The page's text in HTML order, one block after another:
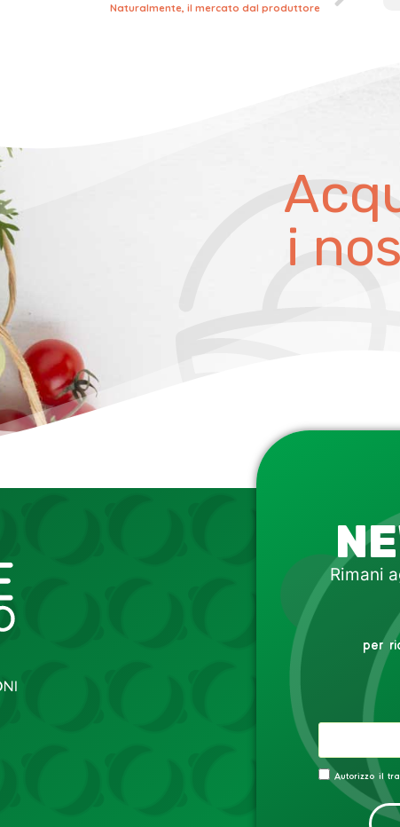
Naturalmente, il mercato dal produttore
i
Rimani
per
Autorizzo il